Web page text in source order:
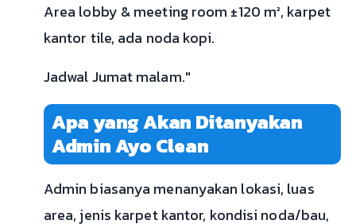
Area lobby & meeting room ±120 m², karpet
kantor tile, ada noda kopi.
Jadwal Jumat malam."
Apa yang Akan Ditanyakan
Admin Ayo Clean
Admin biasanya menanyakan lokasi, luas
area, jenis karpet kantor, kondisi noda/bau,